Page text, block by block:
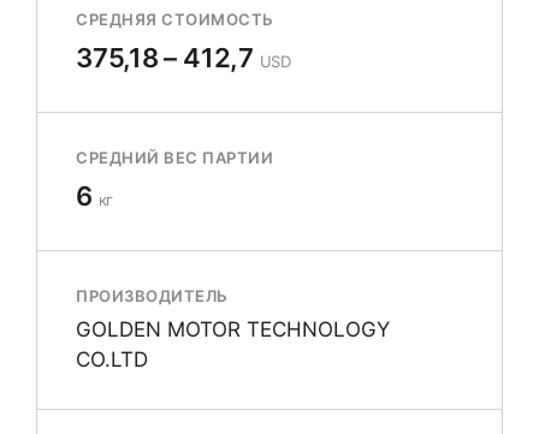
СРЕДНЯЯ СТОИМОСТЬ
375,18 – 412,7 USD
СРЕДНИЙ ВЕС ПАРТИИ
6 кг
ПРОИЗВОДИТЕЛЬ
GOLDEN MOTOR TECHNOLOGY
CO.LTD